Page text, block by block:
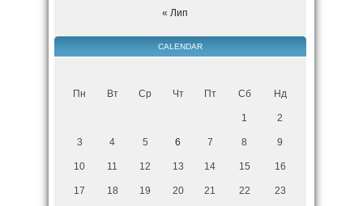
« Лип
CALENDAR
Пн Вт Ср Чт Пт Сб Нд
1 2
3 4 5 6 7 8 9
10 11 12 13 14 15 16
17 18 19 20 21 22 23